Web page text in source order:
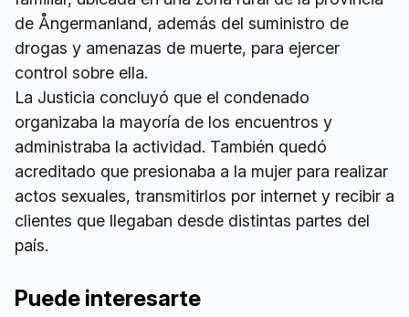
de Ångermanland, además del suministro de
drogas y amenazas de muerte, para ejercer
control sobre ella.
La Justicia concluyó que el condenado
organizaba la mayoría de los encuentros y
administraba la actividad. También quedó
acreditado que presionaba a la mujer para realizar
actos sexuales, transmitirlos por internet y recibir a
clientes que llegaban desde distintas partes del
país.
Puede interesarte